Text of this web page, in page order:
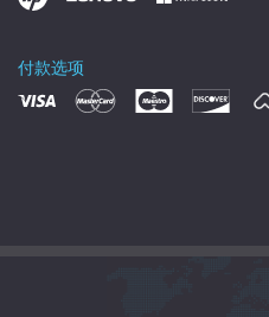
付款选项